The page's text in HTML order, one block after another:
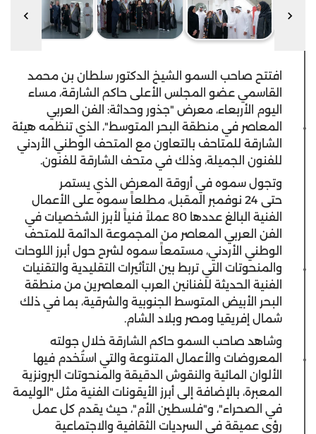
افتتح صاحب السمو الشيخ الدكتور سلطان بن محمد
القاسمي عضو المجلس الأعلى حاكم الشارقة، مساء
اليوم الأربعاء، معرض "جذور وحداثة: الفن العربي
المعاصر في منطقة البحر المتوسط"، الذي تنظمه هيئة
الشارقة للمتاحف بالتعاون مع المتحف الوطني الأردني
للفنون الجميلة، وذلك في متحف الشارقة للفنون.
وتجول سموه في أروقة المعرض الذي يستمر
حتى 24 نوفمبر المقبل، مطلعاً سموه على الأعمال
الفنية البالغ عددها 80 عملاً فنياً لأبرز الشخصيات في
الفن العربي المعاصر من المجموعة الدائمة للمتحف
الوطني الأردني، مستمعاً سموه لشرح حول أبرز اللوحات
والمنحوتات التي تربط بين التأثيرات التقليدية والتقنيات
الفنية الحديثة للفنانين العرب المعاصرين من منطقة
البحر الأبيض المتوسط الجنوبية والشرقية، بما في ذلك
شمال إفريقيا ومصر وبلاد الشام.
وشاهد صاحب السمو حاكم الشارقة خلال جولته
المعروضات والأعمال المتنوعة والتي استُخدم فيها
الألوان المائية والنقوش الدقيقة والمنحوتات البرونزية
المعبرة، بالإضافة إلى أبرز الأيقونات الفنية مثل "الوليمة
في الصحراء"، و"فلسطين الأم"، حيث يقدم كل عمل
رؤى عميقة في السرديات الثقافية والاجتماعية